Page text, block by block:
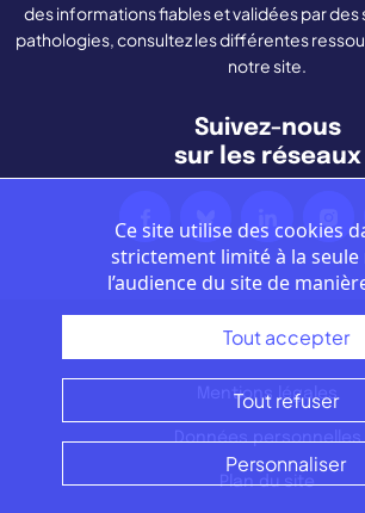
des informations fiables et validées par des
pathologies, consultez les différentes
notre site.
Suivez-nous
sur les réseaux
Nous contacter
Mentions légales
Données personnelles
Plan du site
Ce site utilise des cookies
strictement limité à la seule
l’audience du site de
Tout accepter
Tout refuser
Personnaliser